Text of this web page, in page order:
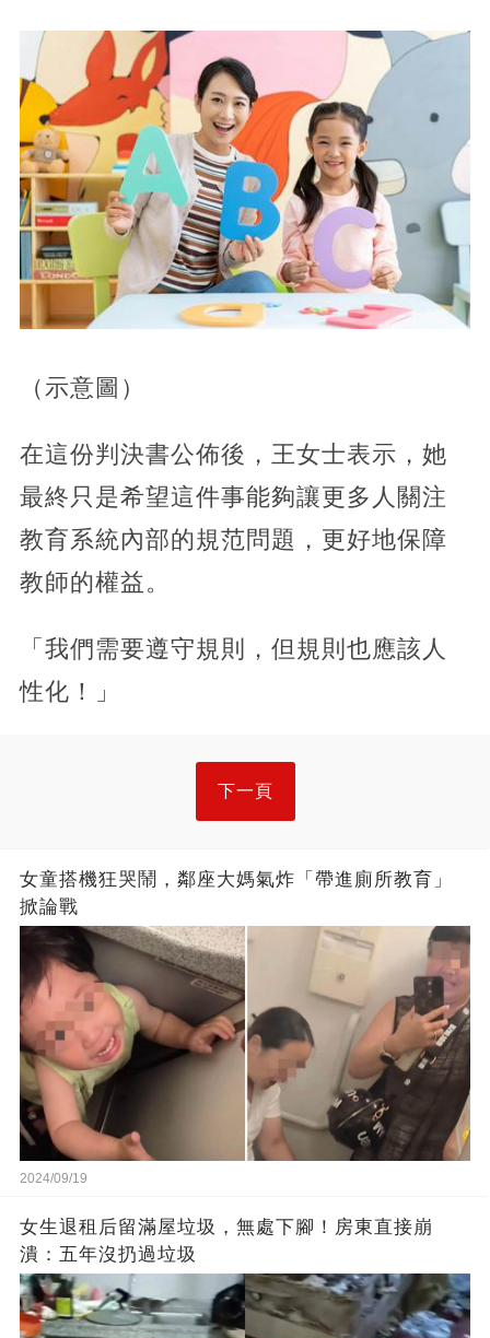
（示意圖）
在這份判決書公佈後，王女士表示，她
最終只是希望這件事能夠讓更多人關注
教育系統內部的規范問題，更好地保障
教師的權益。
「我們需要遵守規則，但規則也應該人
性化！」
下一頁
女童搭機狂哭鬧，鄰座大媽氣炸「帶進廁所教育」
掀論戰
2024/09/19
女生退租后留滿屋垃圾，無處下腳！房東直接崩
潰：五年沒扔過垃圾